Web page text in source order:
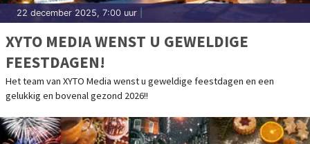
22 december 2025, 7:00 uur
XYTO MEDIA WENST U GEWELDIGE
FEESTDAGEN!
Het team van XYTO Media wenst u geweldige feestdagen en een
gelukkig en bovenal gezond 2026!!